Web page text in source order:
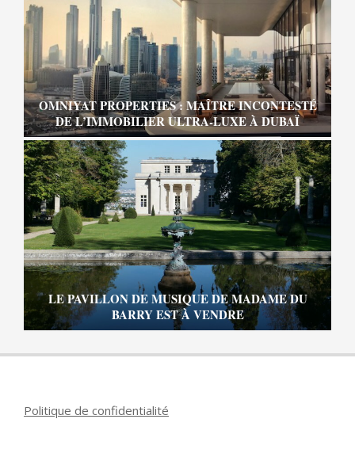
OMNIYAT PROPERTIES : MAÎTRE INCONTESTÉ
DE L’IMMOBILIER ULTRA-LUXE À DUBAÏ
LE PAVILLON DE MUSIQUE DE MADAME DU
BARRY EST À VENDRE
Politique de confidentialité